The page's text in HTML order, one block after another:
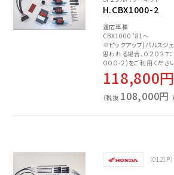
H.CBX1000-2
適応車種
CBX1000 '81～
※ピックアップ(パルスジ
思われる場合、０２０３７
０００-２)をご利用ください
118,800円
（税抜 108,000円 ）
（0121P）